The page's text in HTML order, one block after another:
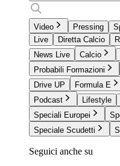
Video Pressing
Live
Diretta Calcio
News Live
Calcio
Probabili Formazioni
Drive UP
Formula E
Podcast
Lifestyle
Speciali Europei
Speciale Scudetti
Seguici anche su